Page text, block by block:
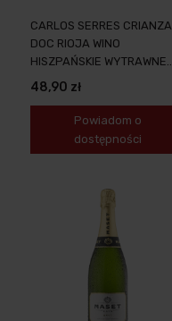
CARLOS SERRES CRIANZA
DOC RIOJA WINO
HISZPAŃSKIE WYTRAWNE
0,75L
48,90 zł
Powiadom o
dostępności